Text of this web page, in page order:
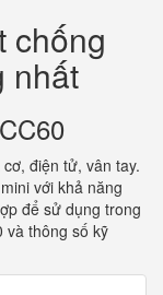
chống
nhất
điện tử, vân tay.
với khả năng
để sử dụng trong
và thông số kỹ